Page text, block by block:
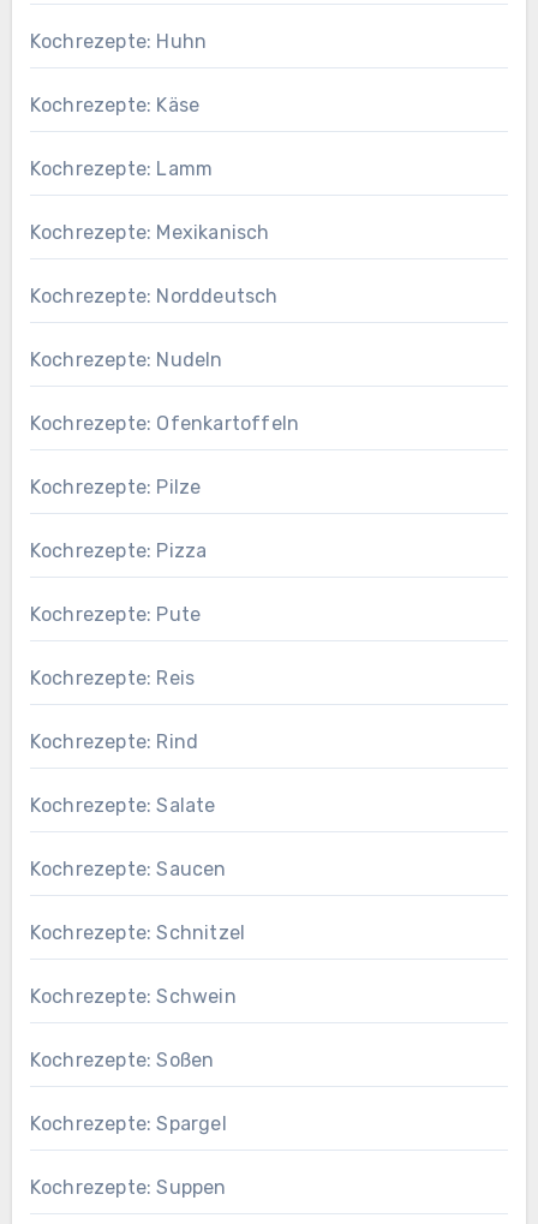
Kochrezepte: Huhn
Kochrezepte: Käse
Kochrezepte: Lamm
Kochrezepte: Mexikanisch
Kochrezepte: Norddeutsch
Kochrezepte: Nudeln
Kochrezepte: Ofenkartoffeln
Kochrezepte: Pilze
Kochrezepte: Pizza
Kochrezepte: Pute
Kochrezepte: Reis
Kochrezepte: Rind
Kochrezepte: Salate
Kochrezepte: Saucen
Kochrezepte: Schnitzel
Kochrezepte: Schwein
Kochrezepte: Soßen
Kochrezepte: Spargel
Kochrezepte: Suppen